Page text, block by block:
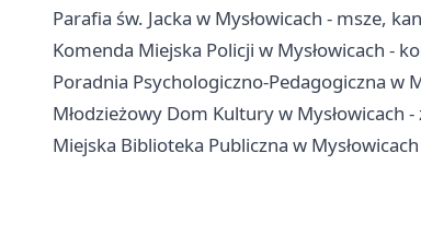
Parafia św. Jacka w Mysłowicach - msze,
Komenda Miejska Policji w Mysłowicach -
Poradnia Psychologiczno-Pedagogiczna w
Młodzieżowy Dom Kultury w Mysłowicach
Miejska Biblioteka Publiczna w